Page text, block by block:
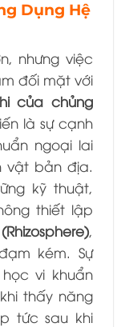
Dụng Hệ
nhưng việc
đối mặt với
của chủng
là sự cạnh
ngoại lai
vật bản địa.
kỹ thuật,
thiết lập
,
kém. Sự
vi khuẩn
thấy năng
tức sau khi